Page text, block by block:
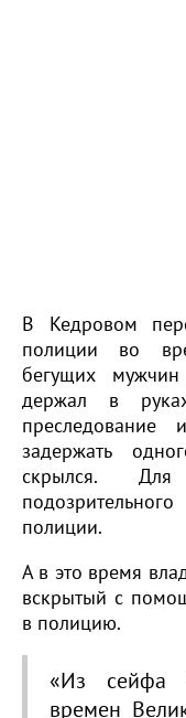
В Кедровом
полиции во
бегущих
держал в
задержать
скрылся. Для
полиции.
А в это время
вскрытый с
в полицию.
«Из сейфа
времен